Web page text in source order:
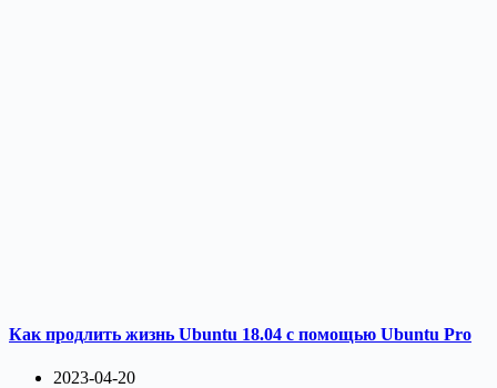
Как продлить жизнь Ubuntu 18.04 с помощью Ubuntu Pro
2023-04-20